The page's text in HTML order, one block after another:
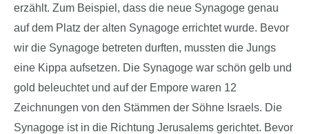
erzählt. Zum Beispiel, dass die neue Synagoge genau
auf dem Platz der alten Synagoge errichtet wurde. Bevor
wir die Synagoge betreten durften, mussten die Jungs
eine Kippa aufsetzen. Die Synagoge war schön gelb und
gold beleuchtet und auf der Empore waren 12
Zeichnungen von den Stämmen der Söhne Israels. Die
Synagoge ist in die Richtung Jerusalems gerichtet. Bevor